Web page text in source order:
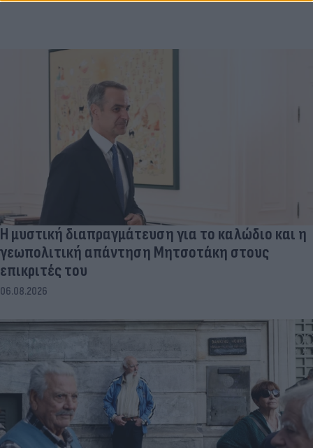
Η μυστική διαπραγμάτευση για το καλώδιο και η
γεωπολιτική απάντηση Μητσοτάκη στους
επικριτές του
06.08.2026